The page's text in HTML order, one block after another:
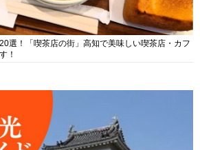
選！「喫茶店の街」高知で美味しい喫茶店・カフ
！